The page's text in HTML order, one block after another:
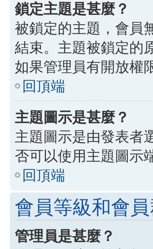
鎖定主題是甚麼？
被鎖定的主題，會員
結束。主題被鎖定的
如果管理員有開放權
回頂端
主題圖示是甚麼？
主題圖示是由發表者
否可以使用主題圖示
回頂端
會員等級和會員
管理員是甚麼？